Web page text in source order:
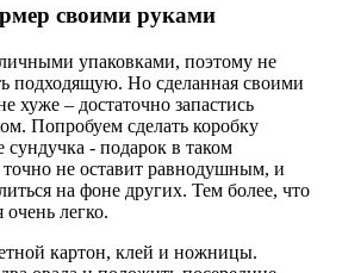
своими руками
упаковками, поэтому не
подходящую. Но сделанная своими
хуже – достаточно запастись
Попробуем сделать коробку
- подарок в таком
не оставит равнодушным, и
на фоне других. Тем более, что
очень легко.
картон, клей и ножницы.